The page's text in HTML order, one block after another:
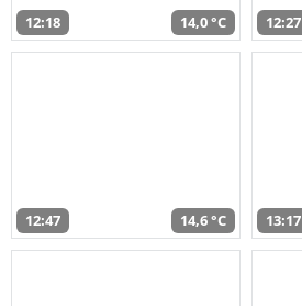
12:18 14,0 °C 12:27
12:47 14,6 °C 13:17